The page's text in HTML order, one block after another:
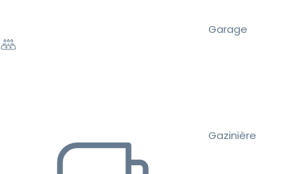
Garage
Gazinière